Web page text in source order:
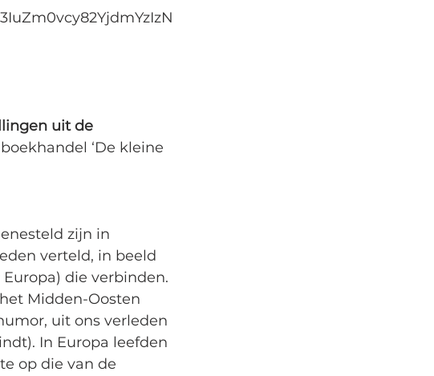
uit de
‘De kleine
zijn in
verteld, in beeld
die verbinden.
Midden-Oosten
uit ons verleden
In Europa leefden
op die van de